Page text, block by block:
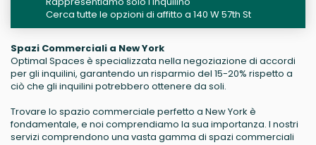
Cerca tutte le opzioni di affitto a 140 W 57th St
Spazi Commerciali a New York
Optimal Spaces è specializzata nella negoziazione di accordi
per gli inquilini, garantendo un risparmio del 15-20% rispetto a
ciò che gli inquilini potrebbero ottenere da soli.
Trovare lo spazio commerciale perfetto a New York è
fondamentale, e noi comprendiamo la sua importanza. I nostri
servizi comprendono una vasta gamma di spazi commerciali